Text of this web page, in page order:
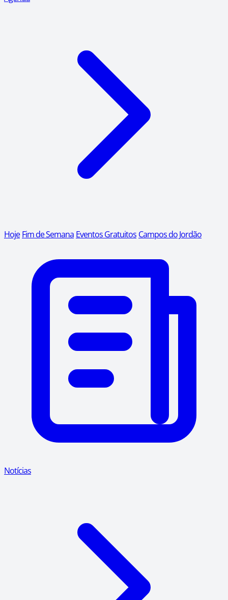
Hoje Fim de Semana Eventos Gratuitos Campos do Jordão
Notícias